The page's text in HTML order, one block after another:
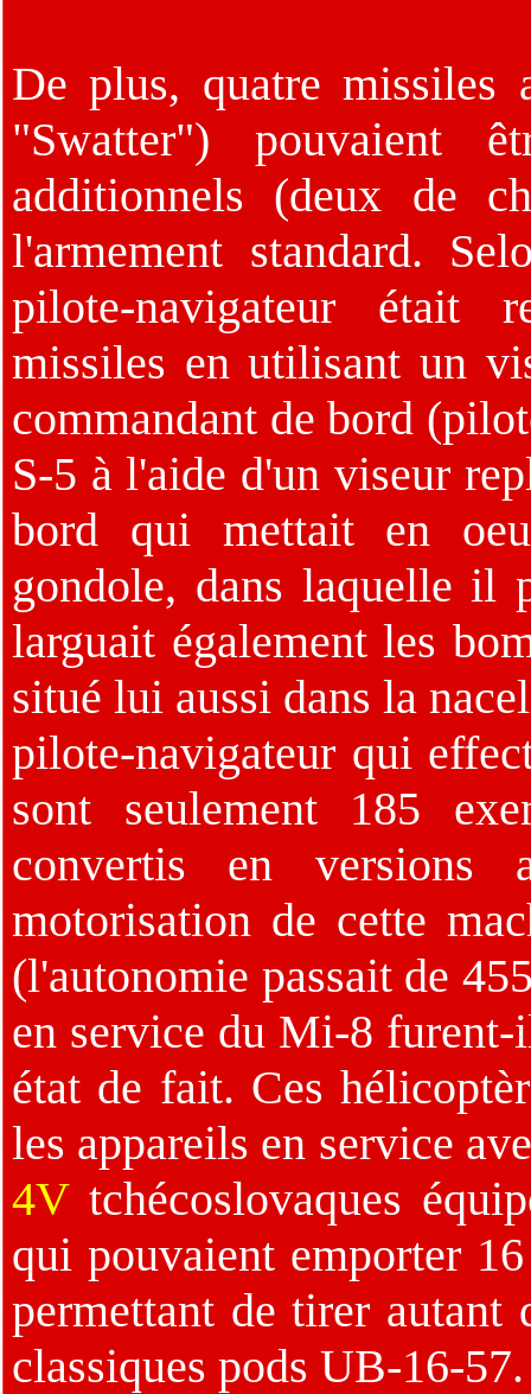
De plus, quatre
"Swatter") pouvaient
additionnels (deux de
l'armement standard.
pilote-navigateur était
missiles en utilisant un
commandant de bord
S-5 à l'aide d'un viseur
bord qui mettait en
gondole, dans laquelle il
larguait également les
situé lui aussi dans la
pilote-navigateur qui
sont seulement 185
convertis en versions
motorisation de cette
(l'autonomie passait de
en service du Mi-8 furent-
état de fait. Ces
les appareils en service
4Vtchécoslovaques
qui pouvaient emporter
permettant de tirer autant
classiques pods UB-16-57.